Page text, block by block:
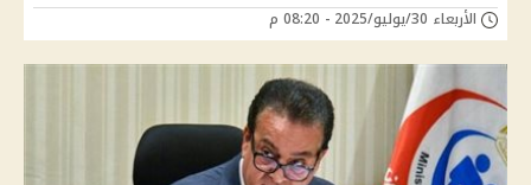
الأربعاء 30/يوليو/2025 - 08:20 م